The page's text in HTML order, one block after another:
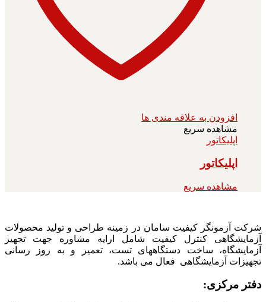
افزودن به علاقه مندی ها
مشاهده سریع
اپلیکاتور
اپلیکاتور
مشاهده سریع
شرکت آزمونگر کیفیت سامان در زمینه طراحی و تولید محصولات
آزمایشگاهی کنترل کیفیت شامل ارایه مشاوره جهت تجهیز
آزمایشگاه، ساخت دستگاههای تست، تعمیر و به روز رسانی
تجهیزات آزمایشگاهی فعال می باشد.
دفتر مرکزی: